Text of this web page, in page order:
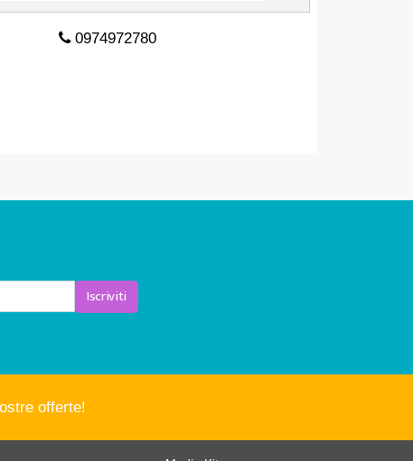
0974972780
Iscriviti
offerte!